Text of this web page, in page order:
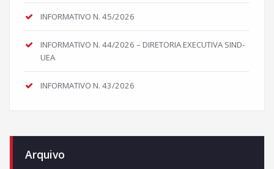
INFORMATIVO N. 45/2026
INFORMATIVO N. 44/2026 – DIRETORIA EXECUTIVA SIND-
UEA
INFORMATIVO N. 43/2026
Arquivo